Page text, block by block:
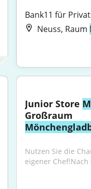
Bank11 für
Neuss, Raum
Junior Store
Nutzen Sie die
eigener